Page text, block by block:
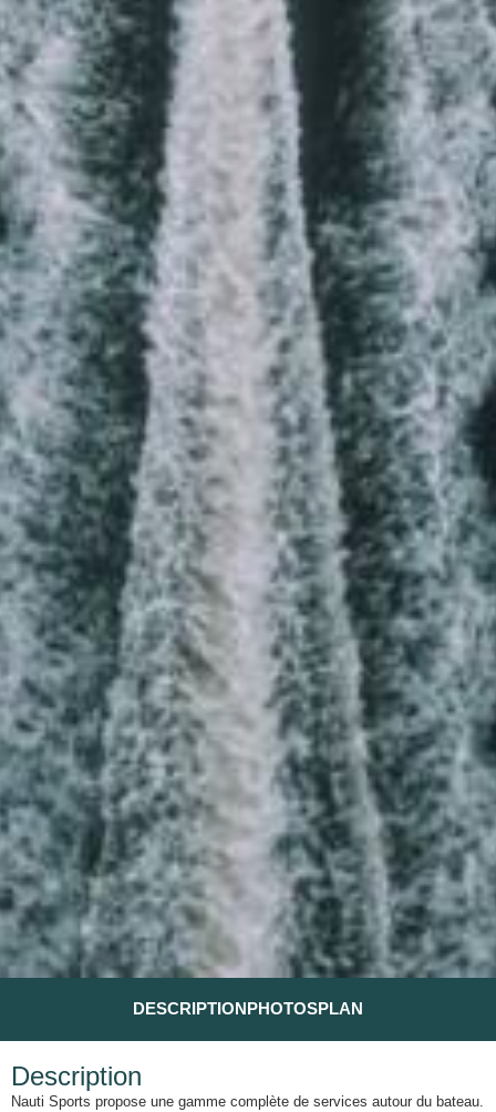
DESCRIPTIONPHOTOSPLAN
Description
Nauti Sports propose une gamme complète de services autour du bateau.